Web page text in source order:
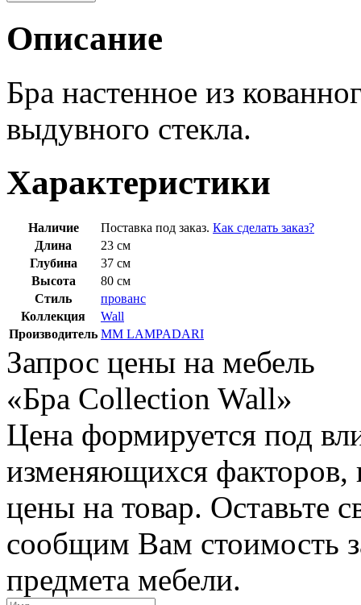
Описание
Бра настенное из
выдувного стекла.
Характеристики
Наличие Поставка под заказ. Как сделать заказ?
Длина
23 см
Глубина
37 см
Высота
80 см
Стиль
прованс
Коллекция
Wall
Производитель MM LAMPADARI
Запрос цены на мебель
«Бра Collection Wall»
Цена формируется под
изменяющихся факторов,
цены на товар. Оставьте
сообщим Вам стоимость
предмета мебели.